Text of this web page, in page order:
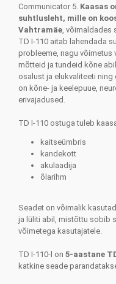
Communicator 5. Kaasas
suhtlusleht, mille on
Vahtramäe, võimaldades
TD I-110 aitab lahendada
probleeme, nagu võimetus
mõtteid ja tundeid kõne
osalust ja elukvaliteeti ning
on kõne- ja keelepuue,
erivajadused.
TD I-110 ostuga tuleb
kaitseümbris
kandekott
akulaadija
õlarihm
Seadet on võimalik
ja lüliti abil, mistõttu sobib
võimetega kasutajatele.
TD I-110-l on 5-aastane
katkine seade